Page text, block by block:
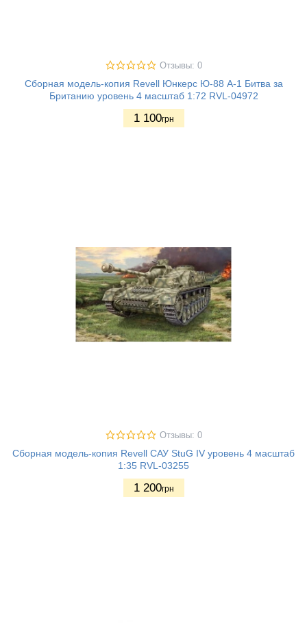
Отзывы: 0
Сборная модель-копия Revell Юнкерс Ю-88 А-1 Битва за
Британию уровень 4 масштаб 1:72 RVL-04972
1 100грн
Отзывы: 0
Сборная модель-копия Revell САУ StuG IV уровень 4 масштаб
1:35 RVL-03255
1 200грн